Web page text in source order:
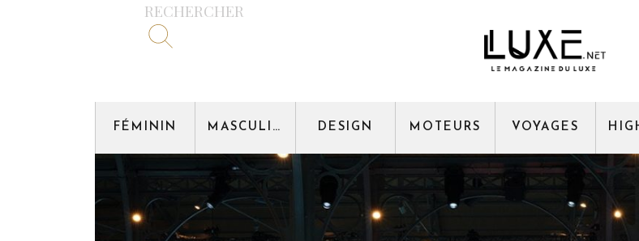
RECHERCHER
FÉMININ MASCULIN DESIGN MOTEURS VOYAGES